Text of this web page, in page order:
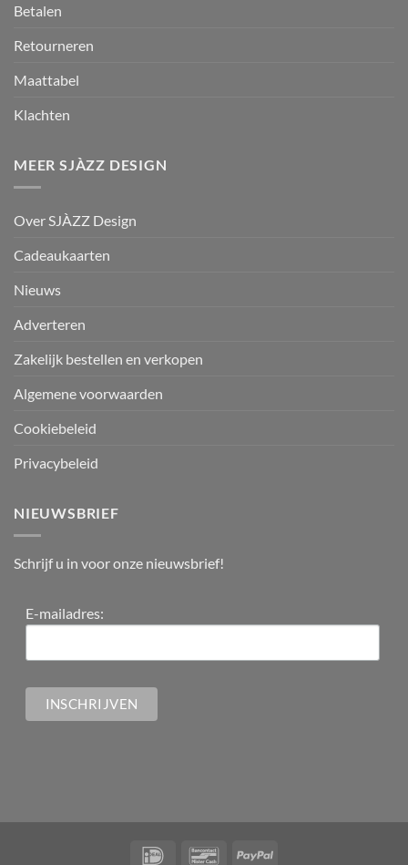
Betalen
Retourneren
Maattabel
Klachten
MEER SJÀZZ DESIGN
Over SJÀZZ Design
Cadeaukaarten
Nieuws
Adverteren
Zakelijk bestellen en verkopen
Algemene voorwaarden
Cookiebeleid
Privacybeleid
NIEUWSBRIEF
Schrijf u in voor onze nieuwsbrief!
E-mailadres: